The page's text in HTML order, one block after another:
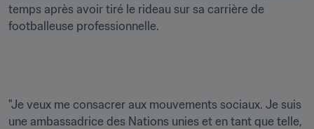
temps après avoir tiré le rideau sur sa carrière de
footballeuse professionnelle.
"Je veux me consacrer aux mouvements sociaux. Je suis
une ambassadrice des Nations unies et en tant que telle,